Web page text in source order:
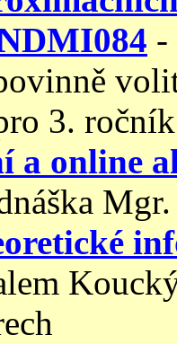
-
3. ročník
a online